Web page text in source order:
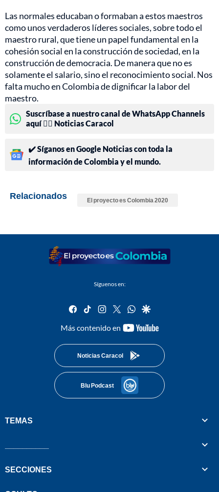
Las normales educaban o formaban a estos maestros
como unos verdaderos líderes sociales, sobre todo el
maestro rural, que tiene un papel fundamental en la
cohesión social en la construcción de sociedad, en la
construcción de democracia. De manera que no es
solamente el salario, sino el reconocimiento social. Nos
falta mucho en Colombia de dignificar la labor del
maestro.
Suscríbase a nuestro canal de WhatsApp Channels
aquí 👉🏻 Noticias Caracol
✔️ Síganos en Google Noticias con toda la
información de Colombia y el mundo.
Relacionados El proyecto es Colombia 2020
Síguenos en:
facebook
tiktok instagram
twitterwhatsapp
google
Más contenido en
youtube-
Noticias Caracol
Blu Podcast
TEMAS
SECCIONES